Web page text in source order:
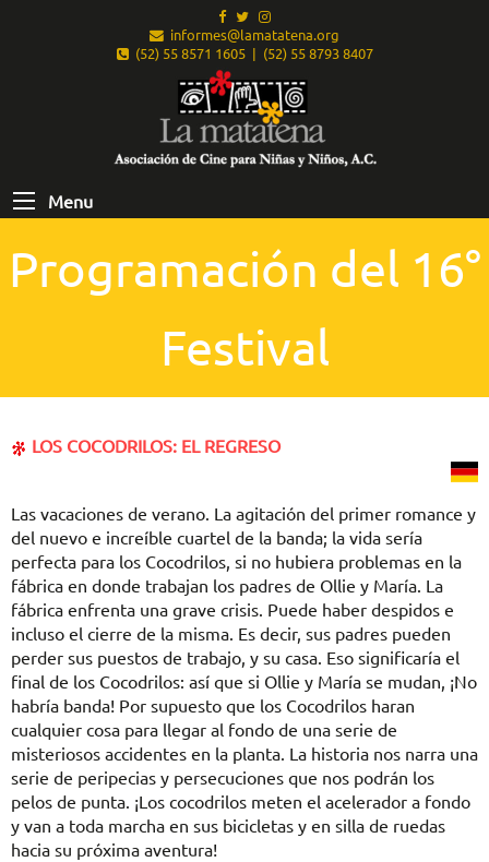
informes@lamatatena.org
(52) 55 8571 1605 | (52) 55 8793 8407
Menu
Programación del 16°
Festival
LOS COCODRILOS: EL REGRESO
Las vacaciones de verano. La agitación del primer romance y
del nuevo e increíble cuartel de la banda; la vida sería
perfecta para los Cocodrilos, si no hubiera problemas en la
fábrica en donde trabajan los padres de Ollie y María. La
fábrica enfrenta una grave crisis. Puede haber despidos e
incluso el cierre de la misma. Es decir, sus padres pueden
perder sus puestos de trabajo, y su casa. Eso significaría el
final de los Cocodrilos: así que si Ollie y María se mudan, ¡No
habría banda! Por supuesto que los Cocodrilos haran
cualquier cosa para llegar al fondo de una serie de
misteriosos accidentes en la planta. La historia nos narra una
serie de peripecias y persecuciones que nos podrán los
pelos de punta. ¡Los cocodrilos meten el acelerador a fondo
y van a toda marcha en sus bicicletas y en silla de ruedas
hacia su próxima aventura!